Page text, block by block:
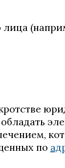
по